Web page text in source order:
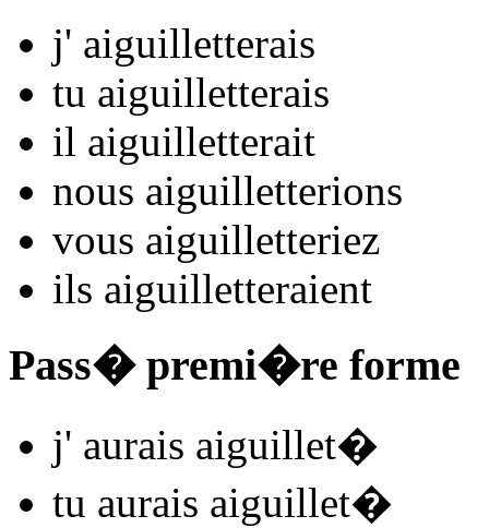
j' aiguilletterais
tu aiguilletterais
il aiguilletterait
nous aiguilletterions
vous aiguilletteriez
ils aiguilletteraient
Pass� premi�re forme
j' aurais aiguillet�
tu aurais aiguillet�